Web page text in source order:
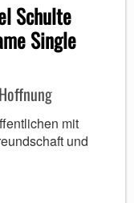
Schulte
Single
mit
und